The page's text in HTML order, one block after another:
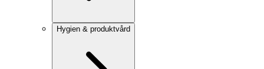
Hygien & produktvård